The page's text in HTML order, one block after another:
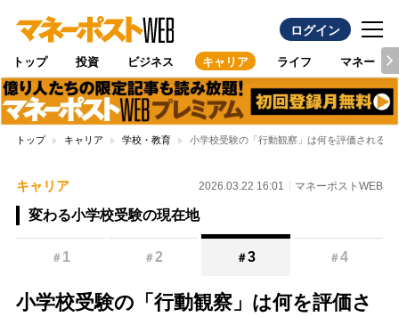
ログイン
トップ 投資 ビジネス キャリア ライフ マネー
トップ キャリア 学校・教育 小学校受験の「行動観察」は何を評価される
キャリア 2026.03.22 16:01 マネーポストWEB
変わる小学校受験の現在地
＃ 1 ＃2 ＃3 ＃4
小学校受験の「行動観察」は何を評価さ